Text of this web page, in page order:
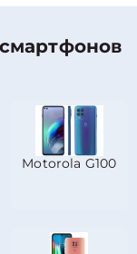
Motorola G100